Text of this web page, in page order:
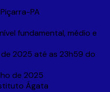
PA
fundamental, médio e
de 2025 até as 23h59 do
de 2025
Ágata